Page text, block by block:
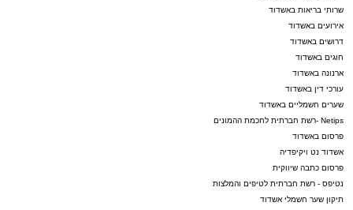
מעגלים
תוכנה חכמה לזיהוי ביקושים ומערך לוגיסטי
מתוקתק
שרותי בריאות באשדוד
אירועים באשדוד
דרושים באשדוד
חוגים באשדוד
ארנונה באשדוד
עורכי דין באשדוד
שערים חשמליים באשדוד
Netips -רשת חברתית לחכמת ההמונים
פרסום באשדוד
אשדוד נט ויקיפדיה
פרסום כתבה שיווקית
נטיפס - רשת חברתית לטיפים והמלצות
תיקון שער חשמלי אשדוד